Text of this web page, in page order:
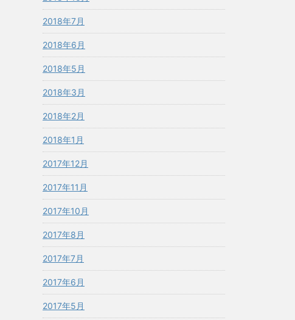
2018年7月
2018年6月
2018年5月
2018年3月
2018年2月
2018年1月
2017年12月
2017年11月
2017年10月
2017年8月
2017年7月
2017年6月
2017年5月